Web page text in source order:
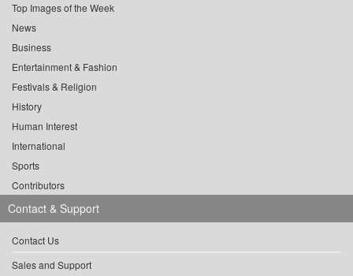
Top Images of the Week
News
Business
Entertainment & Fashion
Festivals & Religion
History
Human Interest
International
Sports
Contributors
Contact & Support
Contact Us
Sales and Support